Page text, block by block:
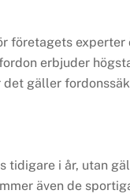
företagets experter
erbjuder
gäller
tidigare i år, utan
även de